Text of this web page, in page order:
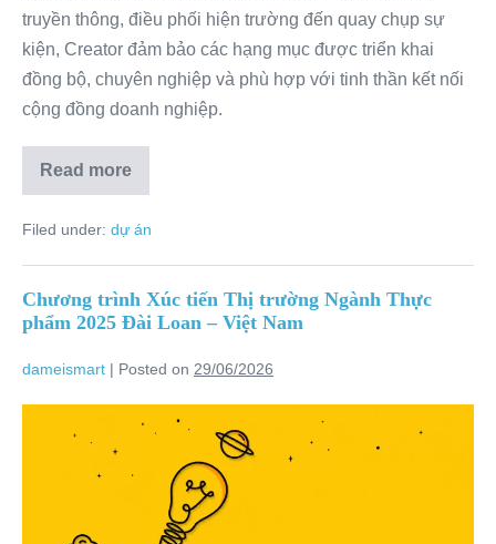
truyền thông, điều phối hiện trường đến quay chụp sự
kiện, Creator đảm bảo các hạng mục được triển khai
đồng bộ, chuyên nghiệp và phù hợp với tinh thần kết nối
cộng đồng doanh nghiệp.
Read more
Filed under: dự án
Chương trình Xúc tiến Thị trường Ngành Thực
phẩm 2025 Đài Loan – Việt Nam
dameismart | Posted on 29/06/2026